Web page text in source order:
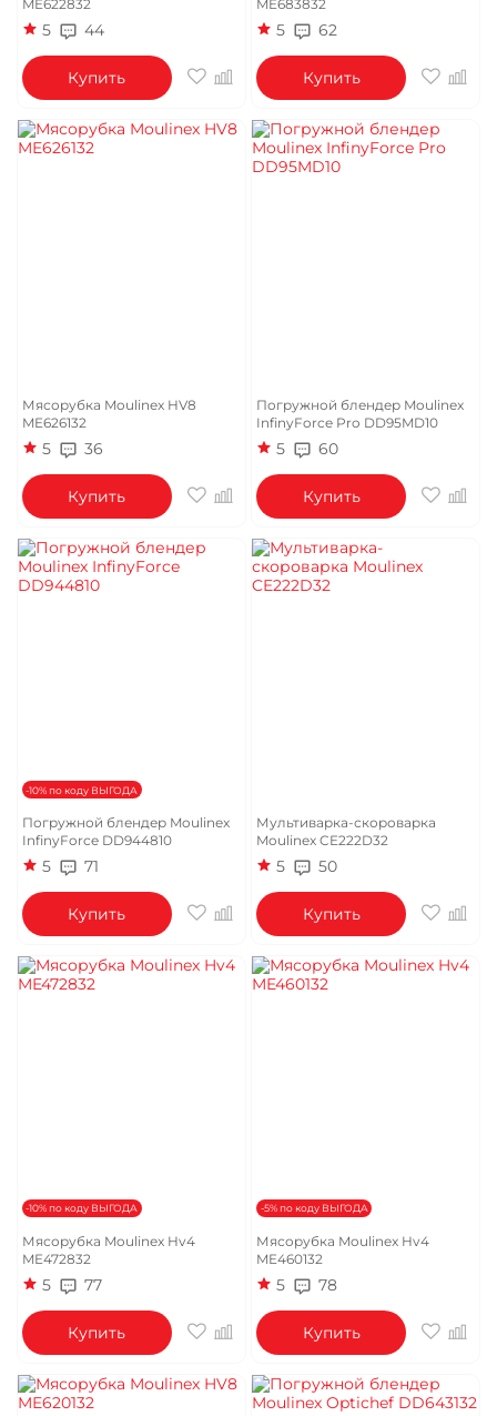
ME622832
5 44
Купить
ME683832
5 62
Купить
Мясорубка Moulinex HV8
ME626132
5 36
Купить
Погружной блендер Moulinex
InfinyForce Pro DD95MD10
5 60
Купить
-10% по коду ВЫГОДА
Погружной блендер Moulinex
InfinyForce DD944810
5 71
Купить
Мультиварка-скороварка
Moulinex CE222D32
5 50
Купить
-10% по коду ВЫГОДА
Мясорубка Moulinex Hv4
ME472832
5 77
Купить
-5% по коду ВЫГОДА
Мясорубка Moulinex Hv4
ME460132
5 78
Купить